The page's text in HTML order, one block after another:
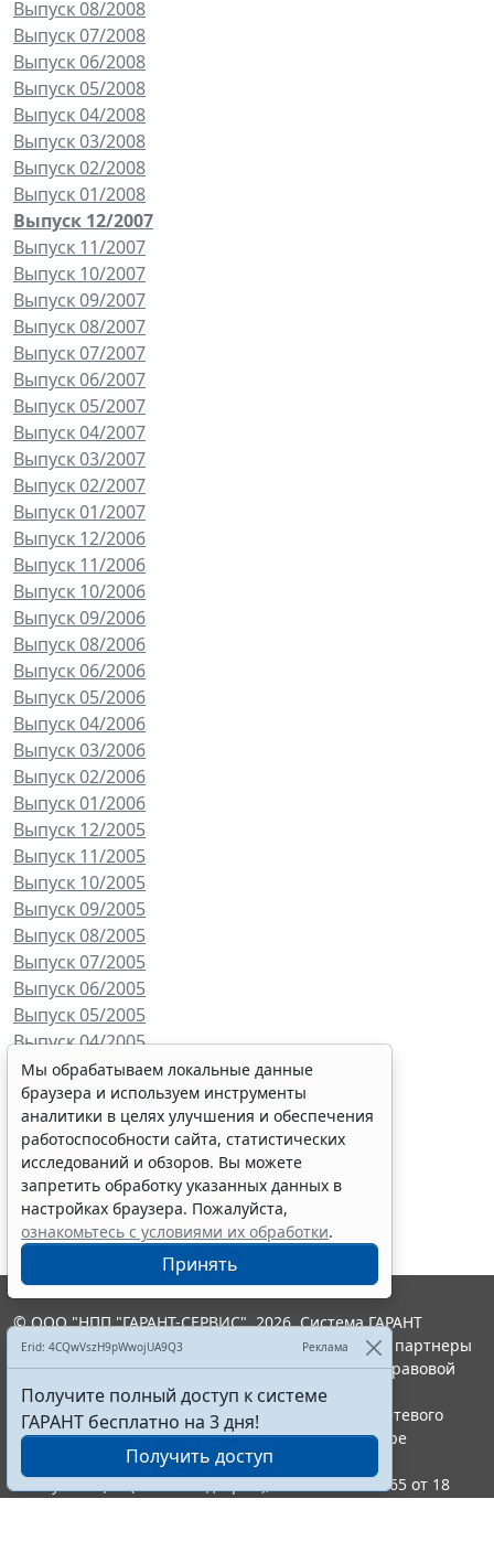
Выпуск 08/2008
Выпуск 07/2008
Выпуск 06/2008
Выпуск 05/2008
Выпуск 04/2008
Выпуск 03/2008
Выпуск 02/2008
Выпуск 01/2008
Выпуск 12/2007
Выпуск 11/2007
Выпуск 10/2007
Выпуск 09/2007
Выпуск 08/2007
Выпуск 07/2007
Выпуск 06/2007
Выпуск 05/2007
Выпуск 04/2007
Выпуск 03/2007
Выпуск 02/2007
Выпуск 01/2007
Выпуск 12/2006
Выпуск 11/2006
Выпуск 10/2006
Выпуск 09/2006
Выпуск 08/2006
Выпуск 06/2006
Выпуск 05/2006
Выпуск 04/2006
Выпуск 03/2006
Выпуск 02/2006
Выпуск 01/2006
Выпуск 12/2005
Выпуск 11/2005
Выпуск 10/2005
Выпуск 09/2005
Выпуск 08/2005
Выпуск 07/2005
Выпуск 06/2005
Выпуск 05/2005
Выпуск 04/2005
Выпуск 03/2005
Выпуск 02/2005
Выпуск 01/2005
Выпуск 12/2004
Выпуск 11/2004
Мы обрабатываем локальные данные
браузера и используем инструменты
аналитики в целях улучшения и обеспечения
работоспособности сайта, статистических
исследований и обзоров. Вы можете
запретить обработку указанных данных в
настройках браузера. Пожалуйста,
ознакомьтесь с условиями их обработки.
Принять
Erid: 4CQwVszH9pWwojUA9Q3 Реклама
Получите полный доступ к системе
ГАРАНТ бесплатно на 3 дня!
Получить доступ
© ООО "НПП "ГАРАНТ-СЕРВИС", 2026. Система ГАРАНТ
выпускается с 1990 года. Компания "Гарант" и ее партнеры
являются участниками Российской ассоциации правовой
информации ГАРАНТ.
Портал ГАРАНТ.РУ зарегистрирован в качестве сетевого
издания Федеральной службой по надзору в сфере
связи,информационных технологий и массовых
коммуникаций (Роскомнадзором), Эл № ФС77-58365 от 18